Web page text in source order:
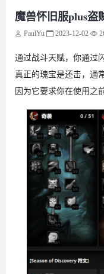
魔兽怀旧服plus盗
PaulYu 2023-12-02
通过战斗天赋，你通过
真正的瑰宝是还击，通
因为它要求你在使用之